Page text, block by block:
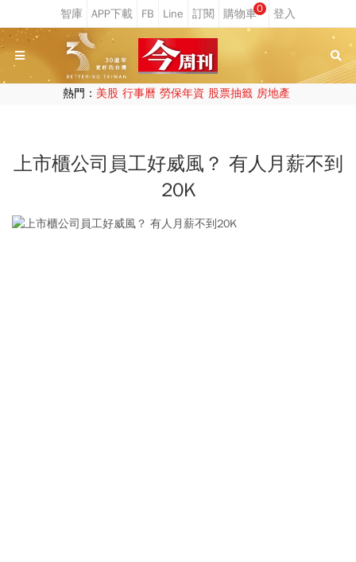
0
熱門： 美股 行事曆 勞保年資 股票抽籤 房地產
上市櫃公司員工好威風？ 有人月薪不到
20K